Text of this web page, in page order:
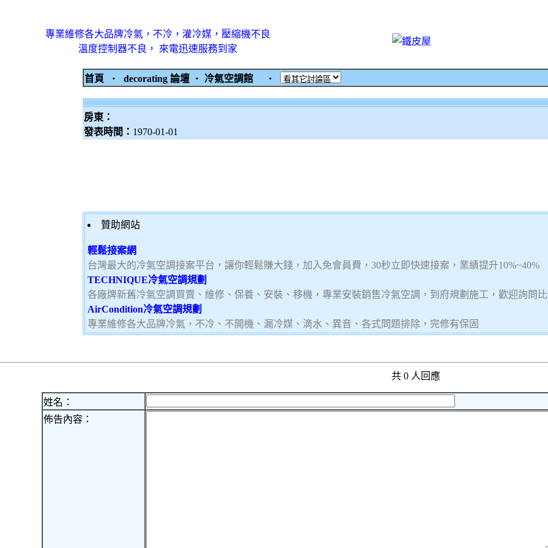
專業維修各大品牌冷氣，不冷，灌冷媒，壓縮機不良
溫度控制器不良， 來電迅速服務到家
首頁 ‧ decorating 論壇 ‧ 冷氣空調館 ‧
房東：
發表時間： 1970-01-01
贊助網站
輕鬆接案網
台灣最大的冷氣空調接案平台，讓你輕鬆賺大錢，加入免會員費，30秒立即快速接案，業績提升10%~40%
TECHNIQUE冷氣空調規劃
各廠牌新舊冷氣空調買賣、維修、保養、安裝、移機，專業安裝銷售冷氣空調，到府規劃施工，歡迎詢問
AirCondition冷氣空調規劃
專業維修各大品牌冷氣，不冷、不開機、漏冷媒、滴水、異音、各式問題排除，完修有保固
共 0 人回應
姓名：
佈告內容：